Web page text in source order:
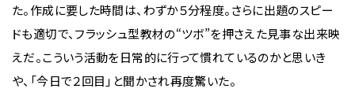
た。作成に要した時間は、わずか５分程度。さらに出題のスピー
ドも適切で、フラッシュ型教材の“ツボ”を押さえた見事な出来映
えだ。こういう活動を日常的に行って慣れているのかと思いき
や、「今日で２回目」と聞かされ再度驚いた。